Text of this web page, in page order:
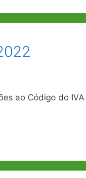
ao Código do IVA